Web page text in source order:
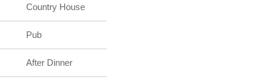
Country House
Pub
After Dinner